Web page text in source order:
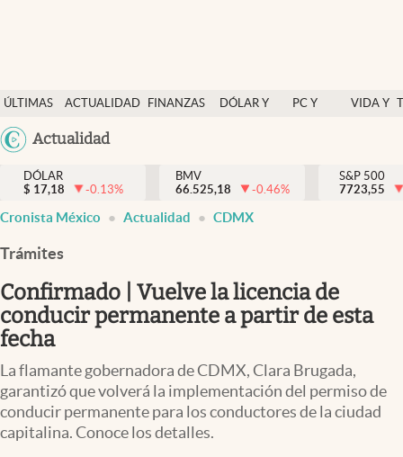
ÚLTIMAS
NOTICIAS
ACTUALIDAD
FINANZAS
DÓLAR Y
PC Y
VIDA Y
México
Actualidad
Actualidad
Finanzas y economía
Dólar y mercados
Pc y celular
Vida y estilo
Tv
Clima
DÓLAR
$ 17,18 -0.13%
BMV
66.525,18
-0.46%
S&P 500
7723,55
Cronista México Actualidad CDMX
Trámites
Confirmado | Vuelve la licencia de
conducir permanente a partir de esta
fecha
La flamante gobernadora de CDMX, Clara Brugada,
garantizó que volverá la implementación del permiso de
conducir permanente para los conductores de la ciudad
capitalina. Conoce los detalles.